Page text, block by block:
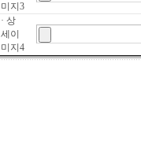
미지3
· 상
세이
미지4